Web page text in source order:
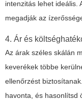
intenzitás lehet ideális.
megadják az
4. Ár és
Az árak széles skálán
keverékek többe
ellenőrzést
havonta, és hasonlítsd